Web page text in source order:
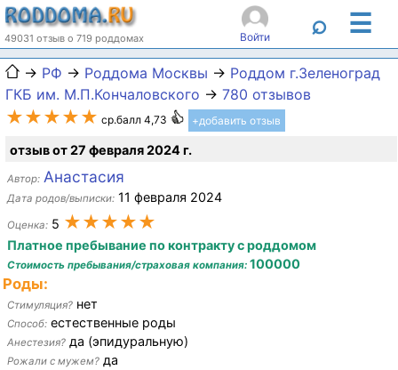
49031 отзыв о 719 роддомах Войти ⌕ ☰
→ РФ → Роддома Москвы → Роддом г.Зеленоград
ГКБ им. М.П.Кончаловского → 780 отзывов
★★★★★ ср.балл 4,73 +добавить отзыв
отзыв от 27 февраля 2024 г.
Автор: Анастасия
Дата родов/выписки: 11 февраля 2024
Оценка: 5 ★★★★★
Платное пребывание по контракту с роддомом
Стоимость пребывания/страховая компания: 100000
Роды:
Стимуляция? нет
Способ: естественные роды
Анестезия? да (эпидуральную)
Рожали с мужем? да